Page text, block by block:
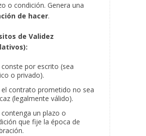
o condición. Genera una
de hacer.
de Validez
conste por escrito (sea
o privado).
el contrato prometido no sea
(legalmente válido).
contenga un plazo o
que fije la época de